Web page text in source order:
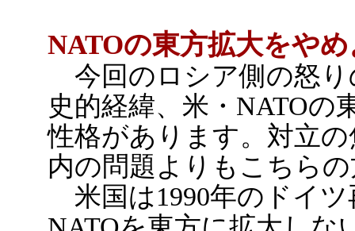
NATOの東方拡大をや
今回のロシア側の怒り
史的経緯、米・NATOの
性格があります。対立
内の問題よりもこちら
米国は1990年のドイ